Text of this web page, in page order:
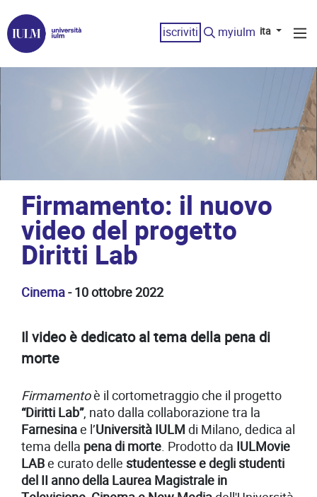
iscriviti myiulm ita
Firmamento: il nuovo
video del progetto
Diritti Lab
Cinema- 10 ottobre 2022
Il video è dedicato al tema della pena di
morte
Firmamentoè il cortometraggio che il progetto
“Diritti Lab”, nato dalla collaborazione tra la
Farnesinae l’Università IULM di Milano, dedica al
tema della pena di morte. Prodotto da IULMovie
LABe curato delle studentesse e degli studenti
del II anno della Laurea Magistrale in